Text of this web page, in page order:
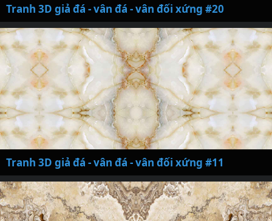
Tranh 3D giả đá - vân đá - vân đối xứng #20
Tranh 3D giả đá - vân đá - vân đối xứng #11